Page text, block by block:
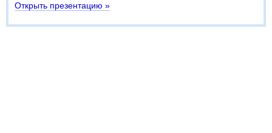
Открыть презентацию »